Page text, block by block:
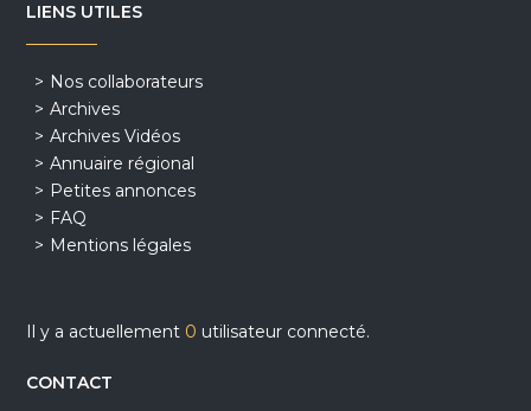
LIENS UTILES
Nos collaborateurs
Archives
Archives Vidéos
Annuaire régional
Petites annonces
FAQ
Mentions légales
Il y a actuellement 0 utilisateur connecté.
CONTACT